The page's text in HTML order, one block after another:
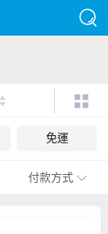
免運
付款方式